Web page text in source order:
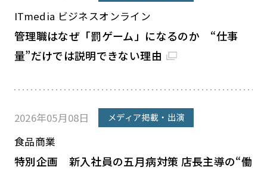
ITmedia ビジネスオンライン
管理職はなぜ「罰ゲーム」になるのか “仕事
量”だけでは説明できない理由
2026年05月08日 メディア掲載・出演
食品商業
特別企画 新入社員の五月病対策 店長主導の“働